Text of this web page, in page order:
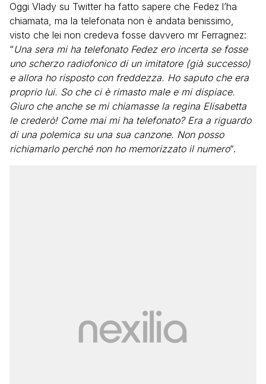
Oggi Vlady su Twitter ha fatto sapere che Fedez l’ha
chiamata, ma la telefonata non è andata benissimo,
visto che lei non credeva fosse davvero mr Ferragnez:
“Una sera mi ha telefonato Fedez ero incerta se fosse
uno scherzo radiofonico di un imitatore (già successo)
e allora ho risposto con freddezza. Ho saputo che era
proprio lui. So che ci è rimasto male e mi dispiace.
Giuro che anche se mi chiamasse la regina Elisabetta
le crederò! Come mai mi ha telefonato? Era a riguardo
di una polemica su una sua canzone. Non posso
richiamarlo perché non ho memorizzato il numero“.